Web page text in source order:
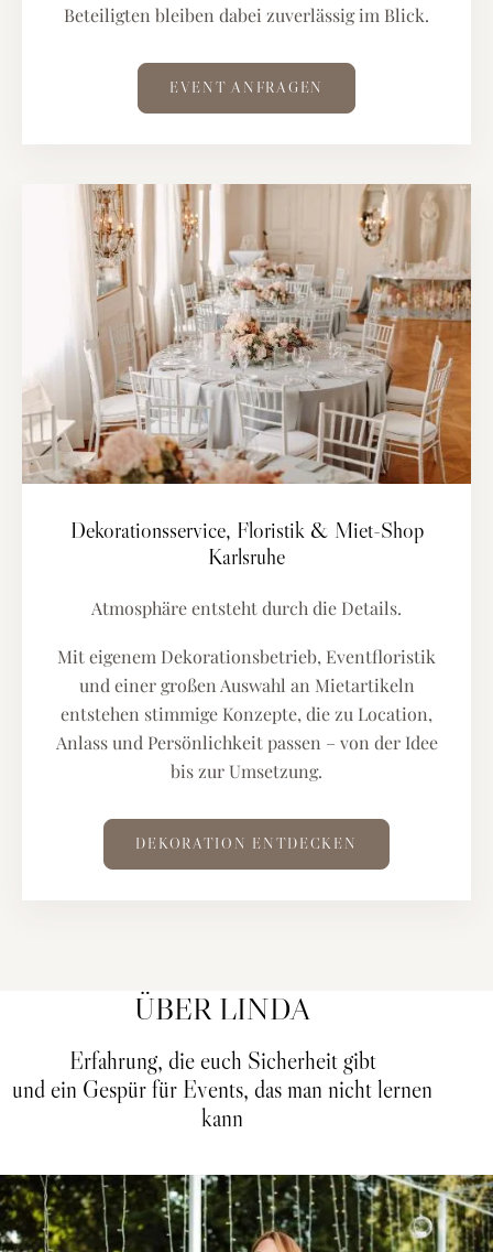
Beteiligten bleiben dabei zuverlässig im Blick.
EVENT ANFRAGEN
Dekorationsservice, Floristik & Miet-Shop
Karlsruhe
Atmosphäre entsteht durch die Details.
Mit eigenem Dekorationsbetrieb, Eventfloristik
und einer großen Auswahl an Mietartikeln
entstehen stimmige Konzepte, die zu Location,
Anlass und Persönlichkeit passen – von der Idee
bis zur Umsetzung.
DEKORATION ENTDECKEN
ÜBER LINDA
Erfahrung, die euch Sicherheit gibt
und ein Gespür für Events, das man nicht lernen
kann